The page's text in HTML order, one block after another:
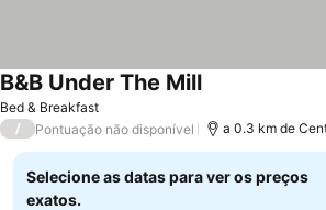
Bed & Breakfast
B&B Under The Mill
/ Pontuação não disponível a 0.3 km de
Selecione as datas para ver os preços
exatos.